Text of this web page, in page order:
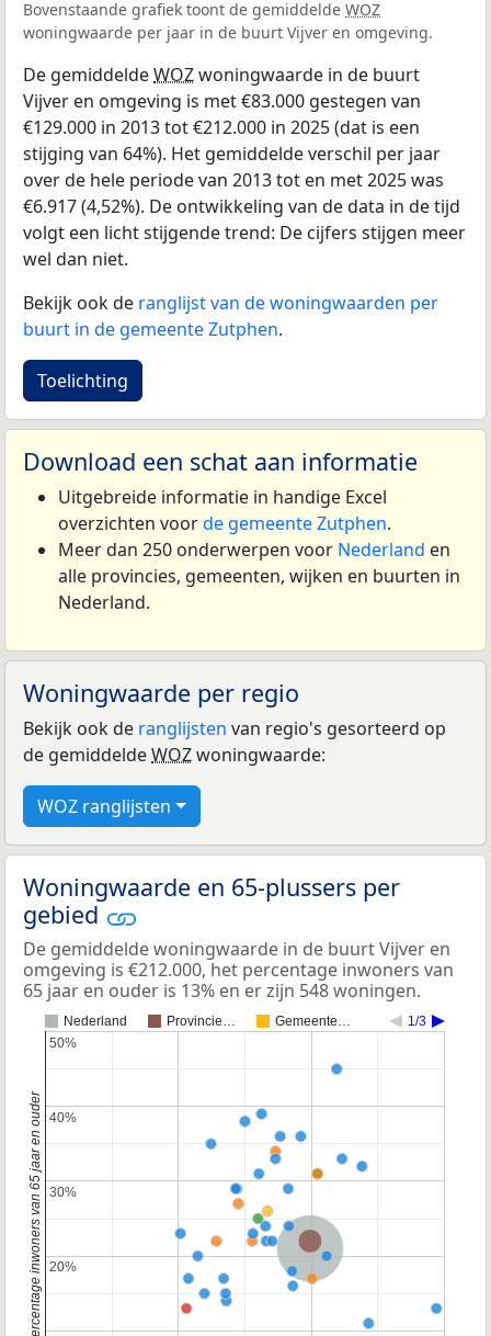
Bovenstaande grafiek toont de gemiddelde WOZ
woningwaarde per jaar in de buurt Vijver en omgeving.
De gemiddeldeWOZwoningwaarde in de buurt
Vijver en omgeving is met €83.000 gestegen van
€129.000 in 2013 tot €212.000 in 2025 (dat is een
stijging van 64%). Het gemiddelde verschil per jaar
over de hele periode van 2013 tot en met 2025 was
€6.917 (4,52%). De ontwikkeling van de data in de tijd
volgt een licht stijgende trend: De cijfers stijgen meer
wel dan niet.
Bekijk ook de ranglijst van de woningwaarden per
buurt in de gemeente Zutphen.
Toelichting
Download een schat aan informatie
Uitgebreide informatie in handige Excel
overzichten voorde gemeente Zutphen.
Meer dan 250 onderwerpen voor Nederland en
alle provincies, gemeenten, wijken en buurten in
Nederland.
Woningwaarde per regio
Bekijk ook de ranglijsten van regio's gesorteerd op
de gemiddeldeWOZwoningwaarde:
WOZ ranglijsten
Woningwaarde en 65-plussers per
gebied
De gemiddelde woningwaarde in de buurt Vijver en
omgeving is €212.000, het percentage inwoners van
65 jaar en ouder is 13% en er zijn 548 woningen.
Nederland Provincie… Gemeente… 1/3
Nederland
Provincie Gelderland
20%
20%
30%
30%
40%
40%
50%
50%
Percentage inwoners van 65 jaar en ouder